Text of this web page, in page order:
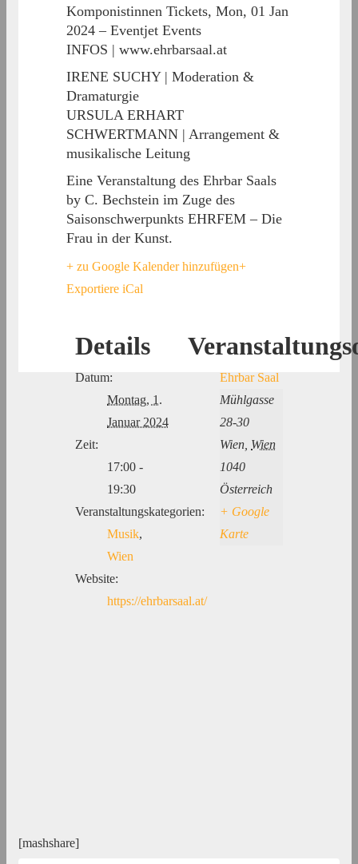
Komponistinnen Tickets, Mon, 01 Jan
2024 – Eventjet Events
INFOS | www.ehrbarsaal.at
IRENE SUCHY | Moderation &
Dramaturgie
URSULA ERHART
SCHWERTMANN | Arrangement &
musikalische Leitung
Eine Veranstaltung des Ehrbar Saals
by C. Bechstein im Zuge des
Saisonschwerpunkts EHRFEM – Die
Frau in der Kunst.
+ zu Google Kalender hinzufügen+
Exportiere iCal
Details
Datum:
Montag, 1.
Januar 2024
Zeit:
17:00 -
19:30
Veranstaltungskategorien:
Musik,
Wien
Website:
https://ehrbarsaal.at/
Ehrbar Saal
Mühlgasse
28-30
Wien Wien
1040
Österreich
+ Google
Karte
[mashshare]